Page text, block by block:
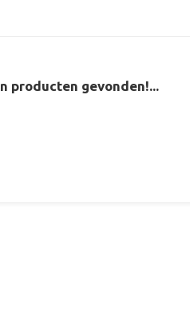
producten gevonden!...